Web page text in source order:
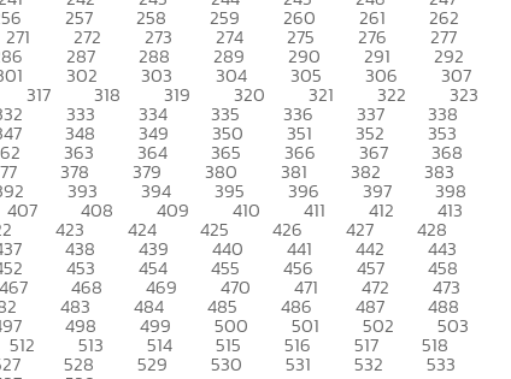
257 258 259 260 261 262
271 272 273 274 275 276 277
287 288 289 290 291 292
302 303 304 305 306 307
317 318 319 320 321 322 323
333 334 335 336 337 338
348 349 350 351 352 353
363 364 365 366 367 368
378 379 380 381 382 383
393 394 395 396 397 398
407 408 409 410 411 412 413
423 424 425 426 427 428
438 439 440 441 442 443
453 454 455 456 457 458
467 468 469 470 471 472 473
483 484 485 486 487 488
498 499 500 501 502 503
512 513 514 515 516 517 518
528 529 530 531 532 533